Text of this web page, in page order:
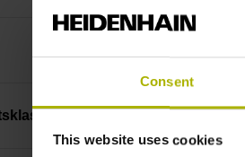
Consent
This website uses cookies